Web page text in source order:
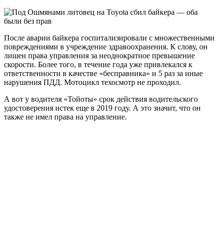
После аварии байкера госпитализировали с множественными
повреждениями в учреждение здравоохранения. К слову, он
лишен права управления за неоднократное превышение
скорости. Более того, в течение года уже привлекался к
ответственности в качестве «бесправника» и 5 раз за иные
нарушения ПДД. Мотоцикл техосмотр не проходил.
А вот у водителя «Тойоты» срок действия водительского
удостоверения истек еще в 2019 году. А это значит, что он
также не имел права на управление.